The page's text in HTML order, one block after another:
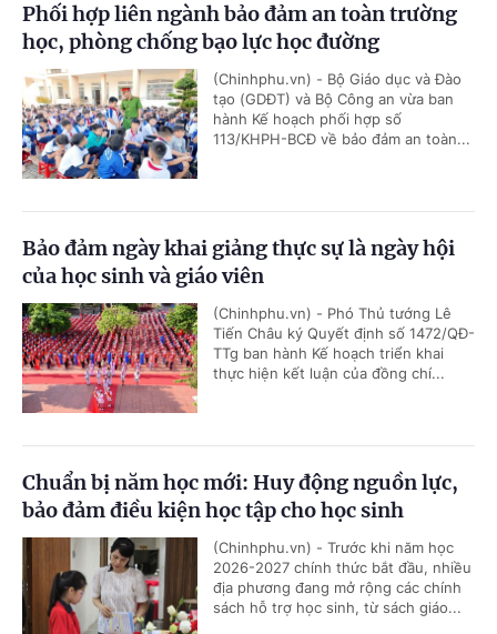
Phối hợp liên ngành bảo đảm an toàn trường
học, phòng chống bạo lực học đường
(Chinhphu.vn) - Bộ Giáo dục và Đào
tạo (GDĐT) và Bộ Công an vừa ban
hành Kế hoạch phối hợp số
113/KHPH-BCĐ về bảo đảm an toàn...
Bảo đảm ngày khai giảng thực sự là ngày hội
của học sinh và giáo viên
(Chinhphu.vn) - Phó Thủ tướng Lê
Tiến Châu ký Quyết định số 1472/QĐ-
TTg ban hành Kế hoạch triển khai
thực hiện kết luận của đồng chí...
Chuẩn bị năm học mới: Huy động nguồn lực,
bảo đảm điều kiện học tập cho học sinh
(Chinhphu.vn) - Trước khi năm học
2026-2027 chính thức bắt đầu, nhiều
địa phương đang mở rộng các chính
sách hỗ trợ học sinh, từ sách giáo...